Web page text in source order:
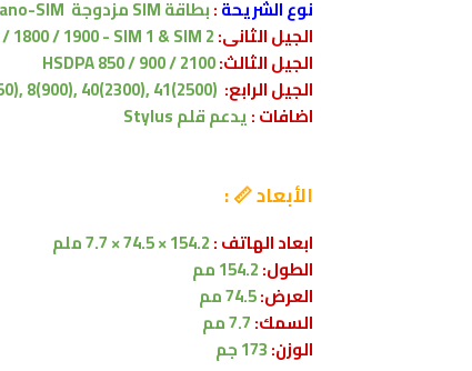
نوع الشريحة:بطاقة SIM مزدوجة
الجيل الثانى:1800 / 1900 - SIM 1 & SIM 2
الجيل الثالث:HSDPA 850 / 900 / 2100
الجيل الرابع: 8(900), 40(2300), 41(2500)
اضافات :يدعم قلم Stylus
الأبعاد 📏 :
ابعاد الهاتف :154.2 × 74.5 × 7.7 ملم
الطول:154.2 مم
العرض:
السمك:7.7 مم
الوزن: